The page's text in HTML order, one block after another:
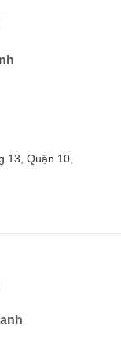
13, Quận 10,